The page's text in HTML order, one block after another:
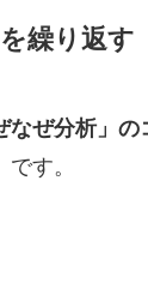
繰り返す
なぜ分析」
です。